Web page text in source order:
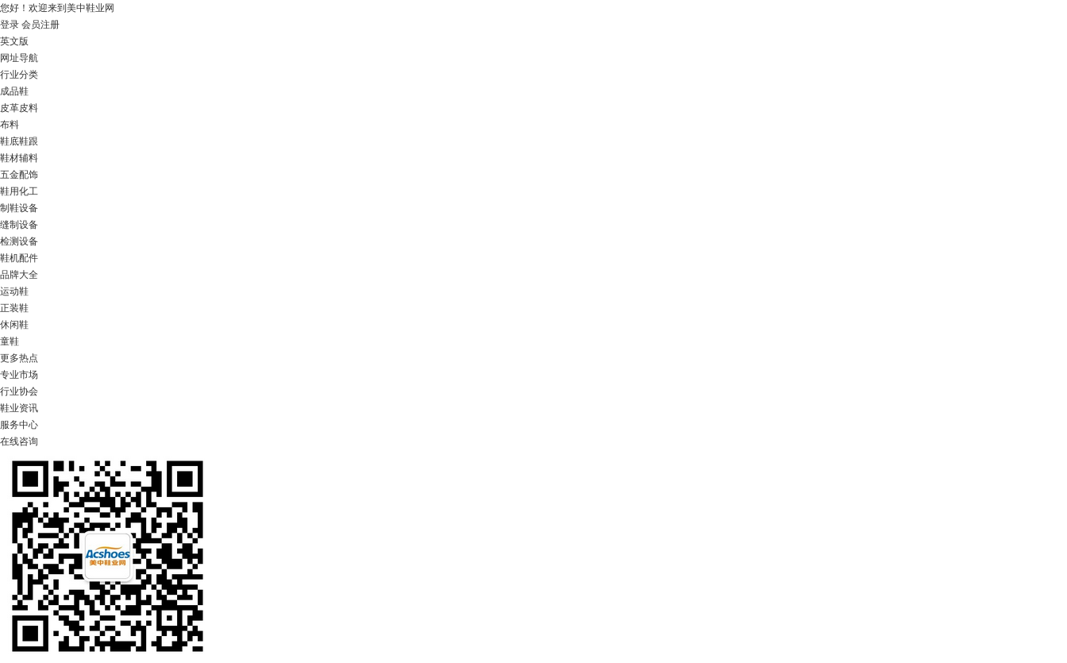
您好！ 欢迎来到美中鞋业网
登录 会员注册
英文版
网址导航
行业分类
成品鞋
皮革皮料
布料
鞋底鞋跟
鞋材辅料
五金配饰
鞋用化工
制鞋设备
缝制设备
检测设备
鞋机配件
品牌大全
运动鞋
正装鞋
休闲鞋
童鞋
更多热点
专业市场
行业协会
鞋业资讯
服务中心
在线咨询